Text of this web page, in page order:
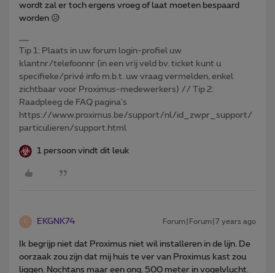
wordt zal er toch ergens vroeg of laat moeten bespaard
worden 😥
Tip 1: Plaats in uw forum login-profiel uw
klantnr/telefoonnr (in een vrij veld bv. ticket kunt u
specifieke/privé info m.b.t. uw vraag vermelden, enkel
zichtbaar voor Proximus-medewerkers) // Tip 2:
Raadpleeg de FAQ pagina's
https://www.proximus.be/support/nl/id_zwpr_support/
particulieren/support.html
1 persoon vindt dit leuk
E EKGNK74 Forum|Forum|7 years ago
Ik begrijp niet dat Proximus niet wil installeren in de lijn. De
oorzaak zou zijn dat mij huis te ver van Proximus kast zou
liggen. Nochtans maar een ong. 500 meter in vogelvlucht.